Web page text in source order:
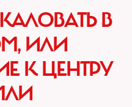
В
ИЛИ
К ЦЕНТРУ